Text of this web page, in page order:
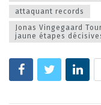
attaquant records
Jonas Vingegaard
jaune étapes